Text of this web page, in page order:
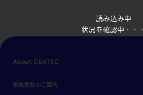
読み込み中
状況を確認中・・・
About CEATEC
来場登録のご案内